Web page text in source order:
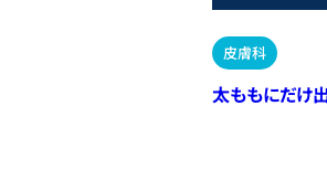
皮膚科
太ももにだけ